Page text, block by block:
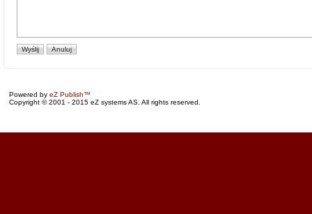
Powered by eZ Publish™
Copyright © 2001 - 2015 eZ systems AS. All rights reserved.